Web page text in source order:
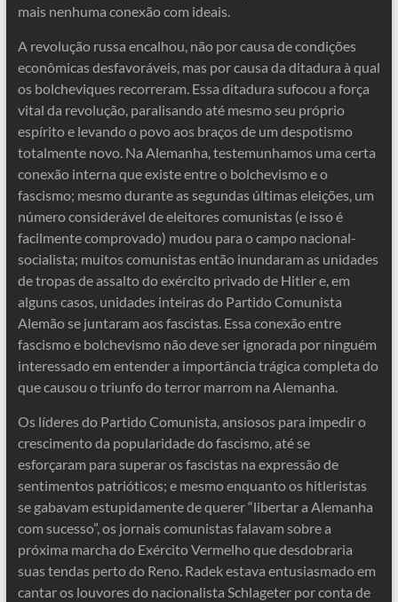
mais nenhuma conexão com ideais.
A revolução russa encalhou, não por causa de condições
econômicas desfavoráveis, mas por causa da ditadura à qual
os bolcheviques recorreram. Essa ditadura sufocou a força
vital da revolução, paralisando até mesmo seu próprio
espírito e levando o povo aos braços de um despotismo
totalmente novo. Na Alemanha, testemunhamos uma certa
conexão interna que existe entre o bolchevismo e o
fascismo; mesmo durante as segundas últimas eleições, um
número considerável de eleitores comunistas (e isso é
facilmente comprovado) mudou para o campo nacional-
socialista; muitos comunistas então inundaram as unidades
de tropas de assalto do exército privado de Hitler e, em
alguns casos, unidades inteiras do Partido Comunista
Alemão se juntaram aos fascistas. Essa conexão entre
fascismo e bolchevismo não deve ser ignorada por ninguém
interessado em entender a importância trágica completa do
que causou o triunfo do terror marrom na Alemanha.
Os líderes do Partido Comunista, ansiosos para impedir o
crescimento da popularidade do fascismo, até se
esforçaram para superar os fascistas na expressão de
sentimentos patrióticos; e mesmo enquanto os hitleristas
se gabavam estupidamente de querer “libertar a Alemanha
com sucesso”, os jornais comunistas falavam sobre a
próxima marcha do Exército Vermelho que desdobraria
suas tendas perto do Reno. Radek estava entusiasmado em
cantar os louvores do nacionalista Schlageter por conta de